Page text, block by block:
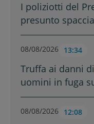
I poliziotti del
presunto
08/08/2026 13:34
Truffa ai danni
uomini in fuga
08/08/2026 12:08